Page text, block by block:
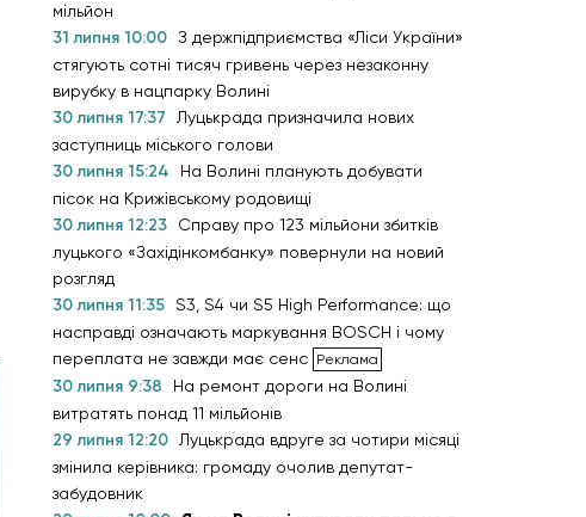
мільйон
31 липня 10:00 З держпідприємства «Ліси України»
стягують сотні тисяч гривень через незаконну
вирубку в нацпарку Волині
30 липня 17:37
Луцькрада призначила нових
заступниць міського голови
30 липня 15:24
На Волині планують добувати
пісок на Крижівському родовищі
30 липня 12:23
Справу про 123 мільйони збитків
луцького «Західінкомбанку» повернули на новий
розгляд
30 липня 11:35 S3, S4 чи S5 High Performance: що
насправді означають маркування BOSCH і чому
переплата не завжди має сенс
30 липня 9:38
На ремонт дороги на Волині
витратять понад 11 мільйонів
29 липня 12:20 Луцькрада вдруге за чотири місяці
змінила керівника: громаду очолив депутат-
забудовник